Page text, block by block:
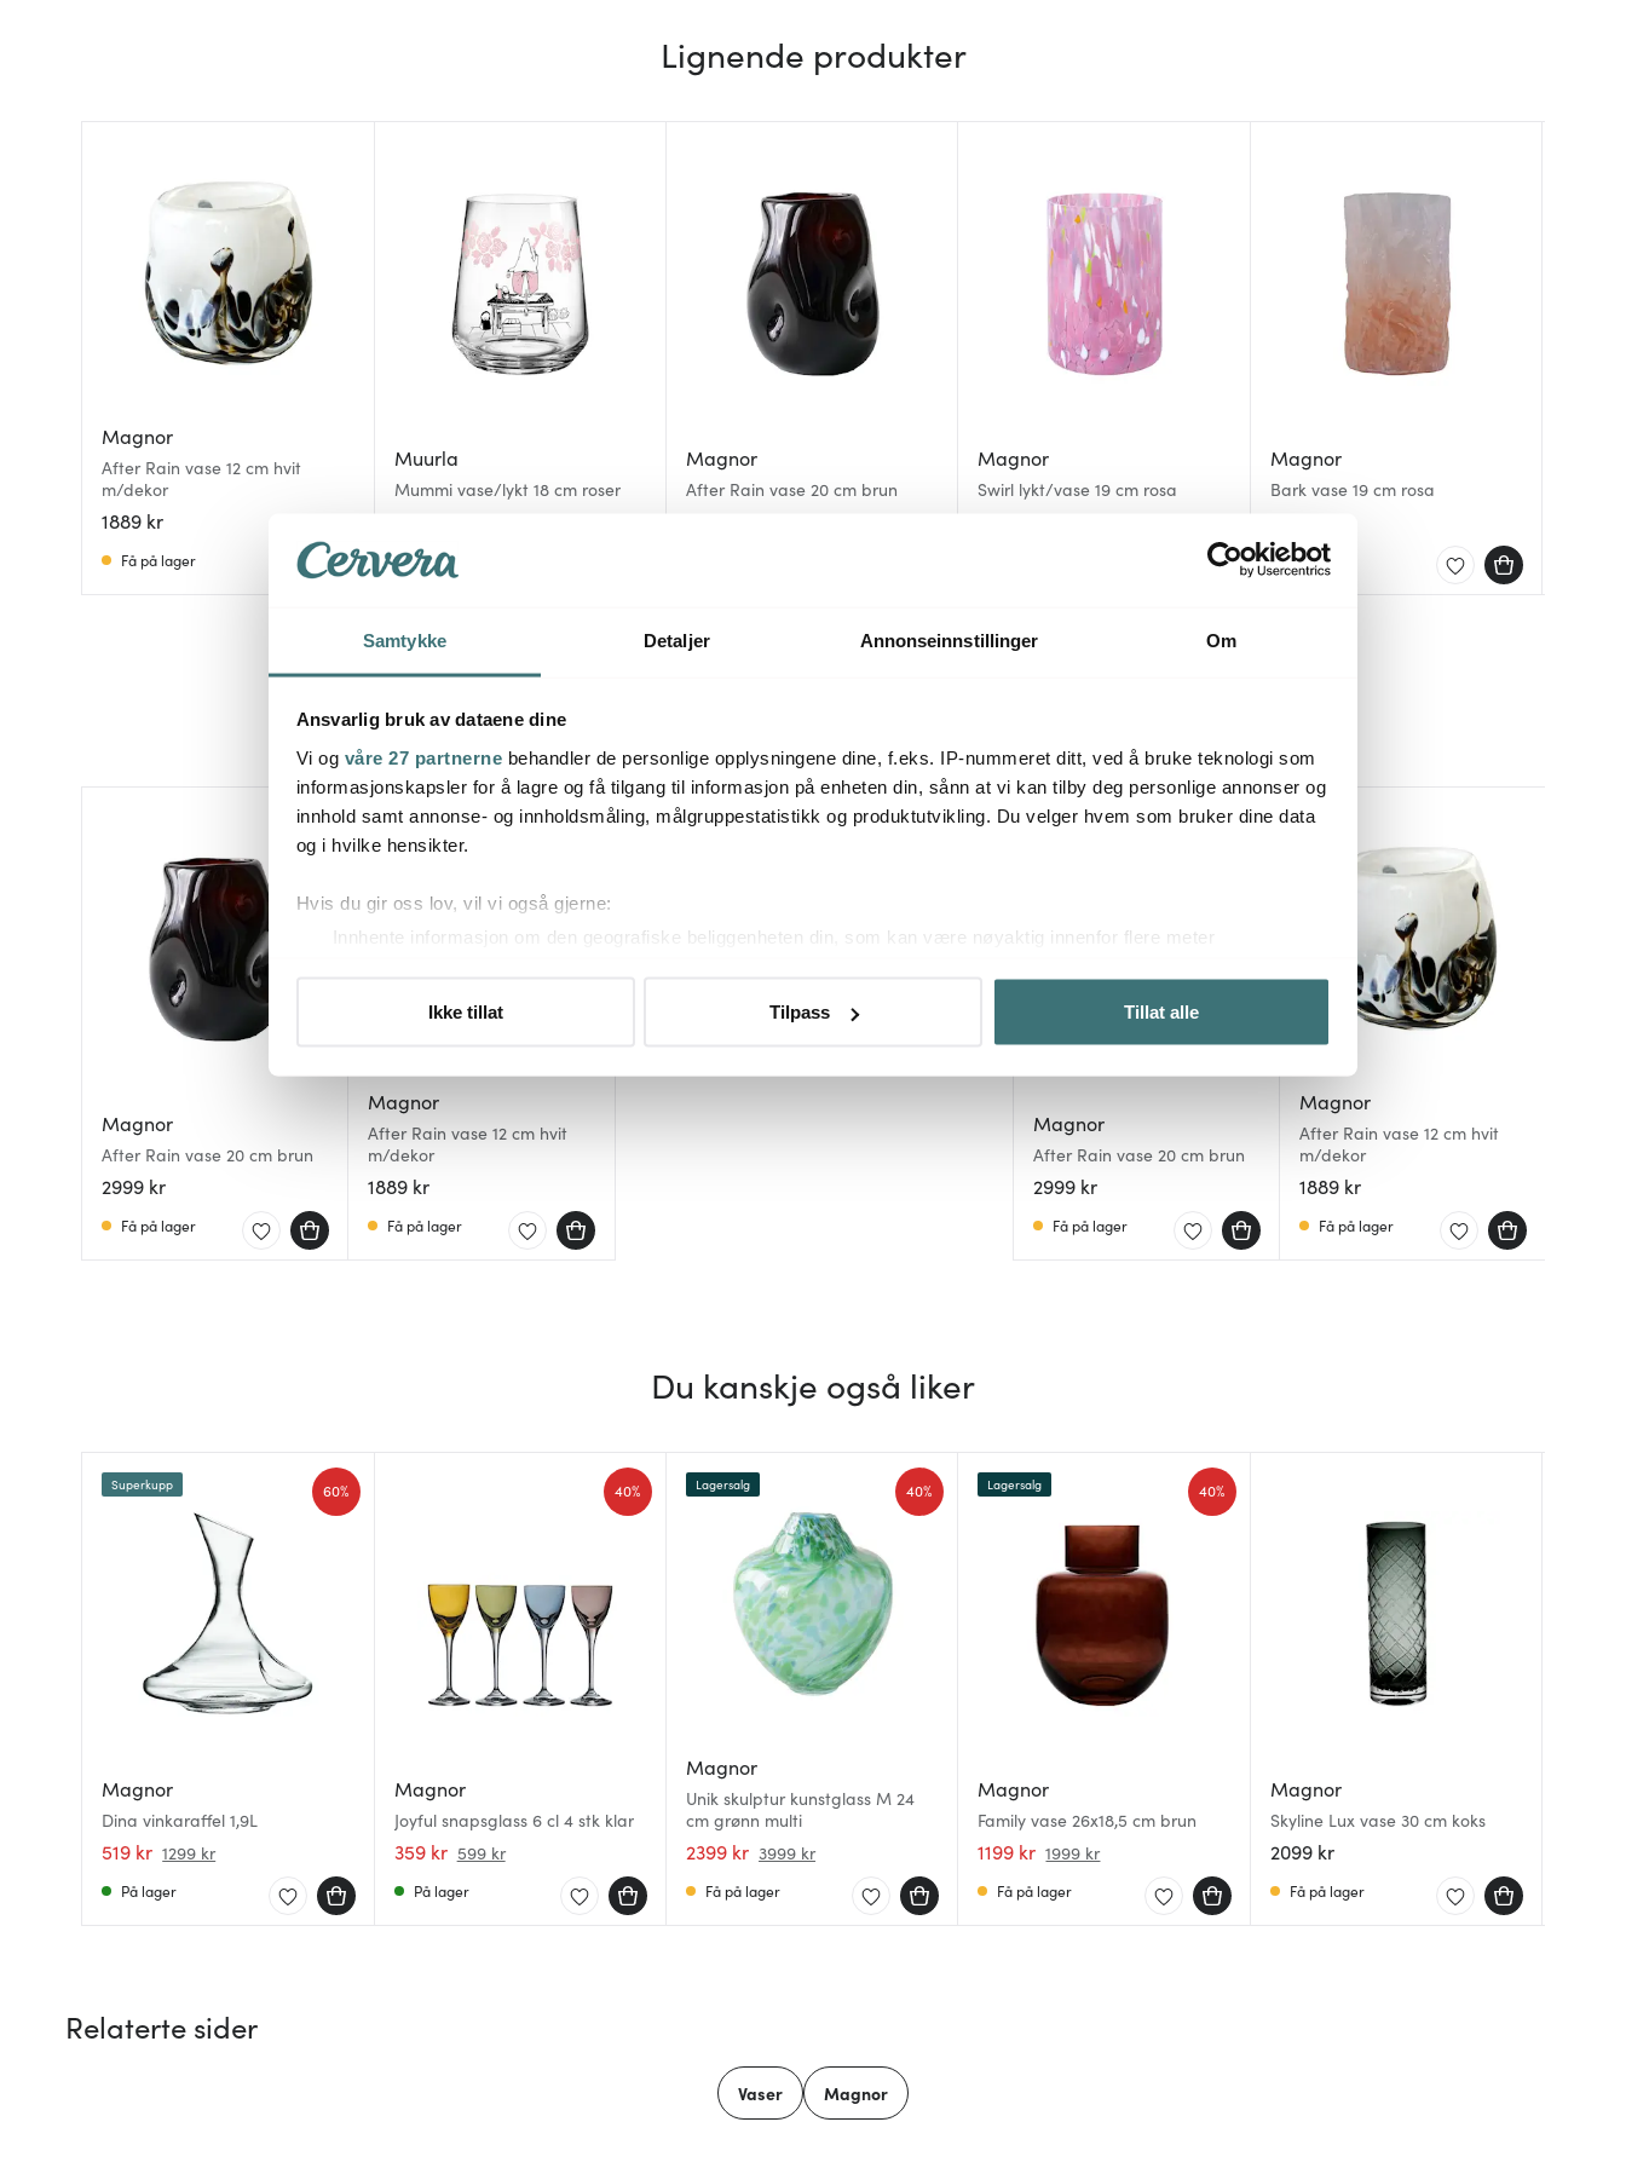
Samtykke Detaljer Annonseinnstillinger Om
Ansvarlig bruk av dataene dine
Vi og våre 27 partnerne behandler de personlige opplysningene dine, f.eks. IP-nummeret ditt, ved å bruke teknologi som
informasjonskapsler for å lagre og få tilgang til informasjon på enheten din, sånn at vi kan tilby deg personlige annonser og
innhold samt annonse- og innholdsmåling, målgruppestatistikk og produktutvikling. Du velger hvem som bruker dine data
og i hvilke hensikter.
Hvis du gir oss lov, vil vi også gjerne:
Innhente informasjon om den geografiske beliggenheten din, som kan være nøyaktig innenfor flere meter
Du kan hele tiden endre eller trekke tilbake ditt samtykke fra erklæringen om informasjonskapsler.
analysere trafikken vår. Vi deler dessuten informasjon om hvordan du bruker nettstedet vårt, med partnerne våre innen
sosiale medier, annonsering og analysearbeid, som kan kombinere den med annen informasjon du har gjort tilgjengelig for
Ikke tillat Tilpass Tillat alle
Lignende produkter
Magnor
After Rain vase 12 cm hvit
m/dekor
1889 kr
Få på lager
Muurla
Mummi vase/lykt 18 cm roser
På lager
Magnor
After Rain vase 20 cm brun
Magnor
Swirl lykt/vase 19 cm rosa
Magnor
Bark vase 19 cm rosa
På lager
Magnor
After Rain vase 20 cm brun
2999 kr
Få på lager
Magnor
After Rain vase 12 cm hvit
m/dekor
1889 kr
Få på lager
Magnor
After Rain vase 20 cm brun
2999 kr
Få på lager
Magnor
After Rain vase 12 cm hvit
m/dekor
1889 kr
Få på lager
Du kanskje også liker
Magnor
Dina vinkaraffel 1,9L
519 kr 1299 kr
60%
Superkupp
På lager
Magnor
Joyful snapsglass 6 cl 4 stk klar
359 kr 599 kr
40%
På lager
Magnor
Unik skulptur kunstglass M 24
cm grønn multi
2399 kr 3999 kr
40%
Lagersalg
Få på lager
Magnor
Family vase 26x18,5 cm brun
1199 kr 1999 kr
40%
Lagersalg
Få på lager
Magnor
Skyline Lux vase 30 cm koks
2099 kr
Få på lager
Relaterte sider
Vaser Magnor